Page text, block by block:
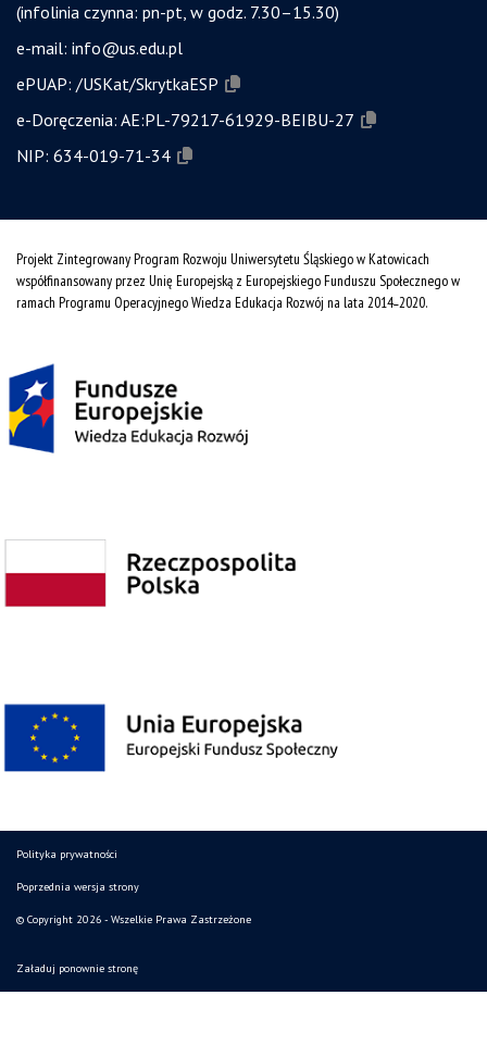
(infolinia czynna: pn-pt, w godz. 7.30–15.30)
e-mail: info@us.edu.pl
ePUAP: /USKat/SkrytkaESP
e-Doręczenia: AE:PL-79217-61929-BEIBU-27
NIP: 634-019-71-34
Projekt Zintegrowany Program Rozwoju Uniwersytetu Śląskiego w Katowicach
współfinansowany przez Unię Europejską z Europejskiego Funduszu Społecznego w
ramach Programu Operacyjnego Wiedza Edukacja Rozwój na lata 2014˗2020.
Polityka prywatności
Poprzednia wersja strony
© Copyright 2026 - Wszelkie Prawa Zastrzeżone
Załaduj ponownie stronę